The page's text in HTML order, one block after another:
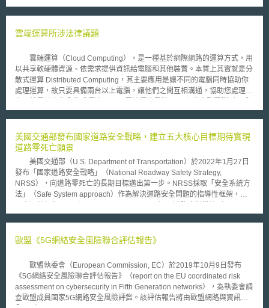
商標）於加拿大註冊用於「酒店服務」。對造Miller Thomson欲在加拿大註
名稱的商標，遭希爾頓集團反對。Miller Thomson為此主張商標註冊官應命
爾頓集團指出，系爭商標有使用於全球預訂、付款服務，且加拿大客戶為忠
誠會員亦有獎勵積分等。然而，商標註冊官以先前Motel 6 Inc. v. No. 6
Motel Ltd. [1982] 1 FC 638 (FCTD) (“Motel 6”)判決，與加拿大商標異議委
員會（Trademarks Opposition Board，TMOB）Stikeman Elliott LLP v.
Millennium & Copthorne International Ltd., 2015 TMOB 231 (“M Hotel”)
於加拿大的酒店，始能提供酒店服務，遂撤銷系爭商標的註冊。 經希
有無使用商標，認定方式應符合現代的商業慣例。聯邦上訴法院指出，無論
企業提供的是主要服務、附帶服務或輔助服務，只要消費者從中獲得實質利
益，即代表企業已實現其服務。準此，華爾道夫酒店在加拿大雖僅有預訂、
付款服務，屬於附帶或輔助服務，但若消費者有因系爭商標的原因，而願意
在加拿大利用華爾道夫酒店提供的附帶或輔助服務，並從中獲得利益，則可
認定系爭商標有在加拿大被使用。 該判決的重要性在於確立即便在加
拿大無實體存在，商標權人仍可將商標與其服務結合，但聯邦上訴法院提
醒，僅在加拿大境外在網站上顯示商標，尚不足證明該商標有使用於所註冊
有足夠程度的互動，因此，商標權人為了持續受商標法的保護，有必要詳細
雲端運算所涉法律議題
雲端運算（Cloud Computing），是一種基於網際網路的運算方式，用
以共享軟硬體資源、依需求提供資訊給電腦和其他裝置。本質上其實就是分
散式運算 Distributed Computing，其主要應用是讓不同的電腦同時協助你
處理運算，故只要具備兩台以上電腦，讓他們之間互相溝通，協助您處理工
端-伺服器的大轉變之後的又一種巨變。使用者不再需要了解「雲端」中基
概念下描繪了一種基於網際網路而新增加的新興IT服務、使用和交付模式，
藉由網際網路來提供各種不同的資源、服務功能而且經常是虛擬化的。
「雲端運算」供應模式以及實用定義如下： ‧ 軟體服務化 (SaaS)：透過網
際網路存取雲端的應用程式 (例如：Salesforce.com、趨勢科技
HouseCall)。 ‧ 平台服務化 (PaaS)：將客戶開發的應用程式部署到雲端的
服務 (例如：Google AppEngine 與 Microsoft Azure)。 ‧ 基礎架構服務化
(IaaS)：有時亦稱「公用運算」(Utility Computing)，意指處理器、儲存、網
GoGrid)。 雲端運算服務所涉及的法律議題相當廣泛，包含隱私權、個
私權問題方面，使用者的隱私或機密風險，乃至權利義務狀態會因為雲端供
為資訊型態或雲端運送使用者類型不同而有差異。在雲端運算服務契約方
面，發生資訊安全事件導致資料失竊或毀損時，供應商責任或注意義務如何
於契約中合理分配風險，亦是契約方面重要議題。
美國交通部發布國家道路安全戰略，建立五大核心目標期待實現
道路零死亡願景
美國交通部（U.S. Department of Transportation）於2022年1月27日
發布「國家道路安全戰略」（National Roadway Safety Strategy,
NRSS），向道路零死亡的長期目標邁出第一步。NRSS採取「安全系統方
法」（Safe System approach）作為解決道路安全問題的指導性框架，其
countermeasures）、法律與政策之執行、車輛安全特性與性能，及緊急醫
弱的事實，基於道路死亡應可預防之原則，利用可提前準備的主動工具
效解決或降低風險的備援系統（redundant system），以確保某一環節發生
故障時，其餘部份仍可正常運作。 NRSS將以五大核心目標為主軸，規
劃全面性的安全措施，以實現道路零死亡願景。上述五大核心目標包括：
（1）更安全的人們（safer people）：鼓勵用路人採取安全、負責之行
為，避免酒駕或毒駕等危險行為。 （2）更安全的道路（safer roads）：設
歐盟《5G網絡安全風險聯合評估報告》
歐盟執委會（European Commission, EC）於2019年10月9日發布
《5G網絡安全風險聯合評估報告》（report on the EU coordinated risk
assessment on cybersecurity in Fifth Generation networks），為執委會調
查歐盟成員國家5G網路安全風險評鑑。該評估報告將由歐盟網路與資訊安